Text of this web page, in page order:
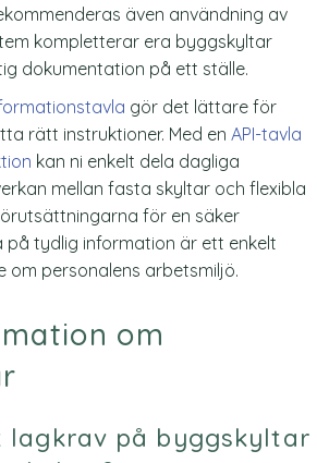
även användning av
kompletterar era byggskyltar
dokumentation på ett ställe.
gör det lättare för
rätt instruktioner. Med en API-tavla
kan ni enkelt dela dagliga
mellan fasta skyltar och flexibla
för en säker
på tydlig information är ett enkelt
om personalens arbetsmiljö.
om
lagkrav på byggskyltar